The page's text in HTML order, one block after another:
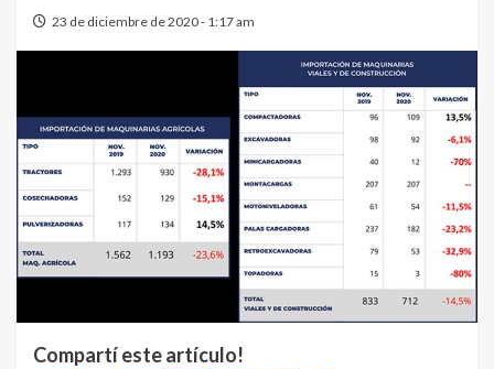
23 de diciembre de 2020 - 1:17 am
Compartí este artículo!